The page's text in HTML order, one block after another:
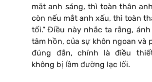
mắt anh sáng, thì toàn thân
còn nếu mắt anh xấu, thì toàn
tối.” Điều này nhắc ta rằng, ánh
tâm hồn, của sự khôn ngoan và
đúng đắn, chính là điều
không bị lầm đường lạc lối.